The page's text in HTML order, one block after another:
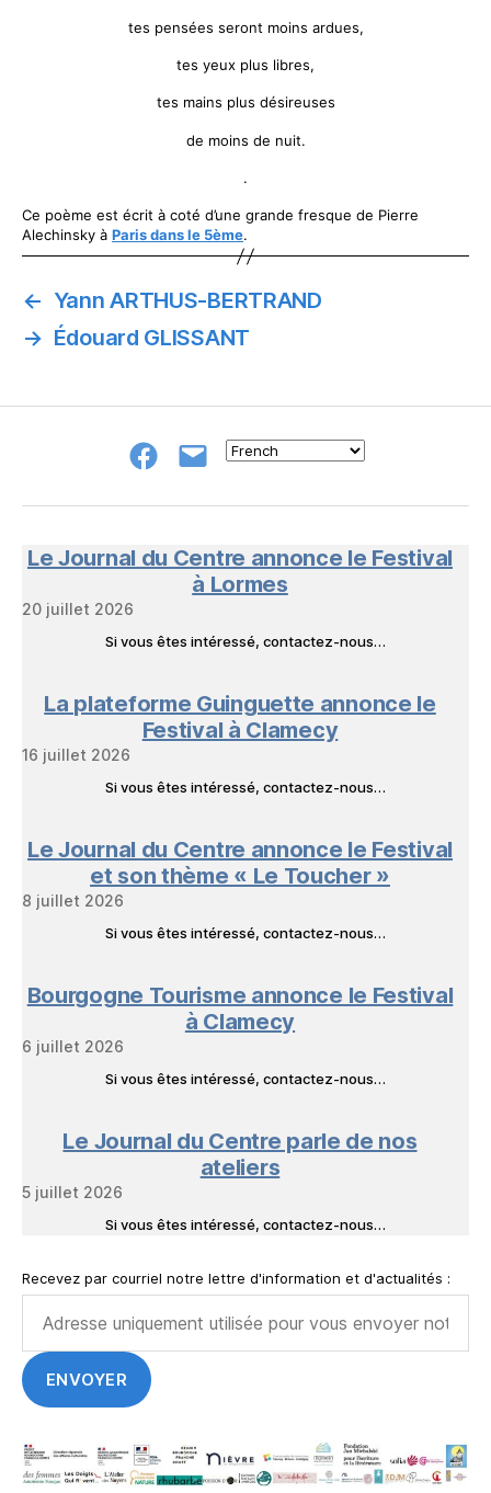
tes pensées seront moins ardues,
tes yeux plus libres,
tes mains plus désireuses
de moins de nuit.
.
Ce poème est écrit à coté d’une grande fresque de Pierre
Alechinsky à Paris dans le 5ème.
← Yann ARTHUS-BERTRAND
→ Édouard GLISSANT
Groupe
NeL
E-
à
Livres
Le Journal du Centre annonce le Festival
à Lormes
20 juillet 2026
Si vous êtes intéressé, contactez-nous…
La plateforme Guinguette annonce le
Festival à Clamecy
16 juillet 2026
Si vous êtes intéressé, contactez-nous…
Le Journal du Centre annonce le Festival
et son thème « Le Toucher »
8 juillet 2026
Si vous êtes intéressé, contactez-nous…
Bourgogne Tourisme annonce le Festival
à Clamecy
6 juillet 2026
Si vous êtes intéressé, contactez-nous…
Le Journal du Centre parle de nos
ateliers
5 juillet 2026
Si vous êtes intéressé, contactez-nous…
Recevez par courriel notre lettre d'information et d'actualités :